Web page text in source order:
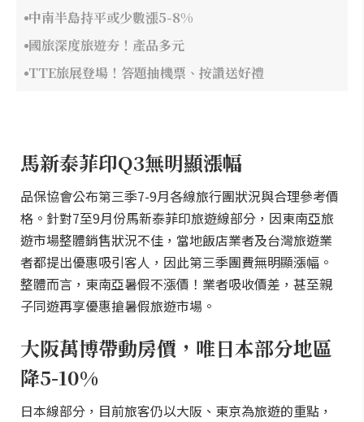
中南半島持平或少數漲5-8%
國旅深度旅遊夯！產品多元
TTE旅展登場！答題抽機票、按讚送好禮
馬新泰菲印Q3無明顯漲幅
品保協會公布第三季7-9月各線旅行團狀況與合理參考價
格。針對7至9月份馬新泰菲印旅遊線部分，因東南亞旅
遊市場整體銷售狀況不佳，當地飯店業者及台灣旅遊業
者都提出優惠吸引客人，因此第三季團費無明顯漲幅。
整體而言，東南亞暑假不漲價！業者吸收價差，甚至親
子同遊再享優惠搶暑假旅遊市場。
大阪萬博帶動房價，唯日本部分地區
降5-10%
日本線部分，目前旅客仍以大阪、東京為旅遊的重點，